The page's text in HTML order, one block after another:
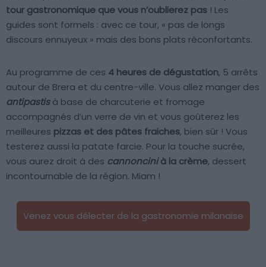
tour gastronomique que vous n’oublierez pas ! Les
guides sont formels : avec ce tour, « pas de longs
discours ennuyeux » mais des bons plats réconfortants.
Au programme de ces 4 heures de dégustation, 5 arrêts
autour de Brera et du centre-ville. Vous allez manger des
antipastisà base de charcuterie et fromage
accompagnés d’un verre de vin et vous goûterez les
meilleures pizzas et des pâtes fraiches, bien sûr ! Vous
testerez aussi la patate farcie. Pour la touche sucrée,
vous aurez droit à des cannoncinià la crème, dessert
incontournable de la région. Miam !
Venez vous délecter de la gastronomie milanaise